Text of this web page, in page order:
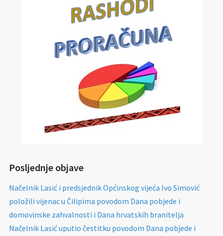
Posljednje objave
Načelnik Lasić i predsjednik Općinskog vijeća Ivo Simović
položili vijenac u Čilipima povodom Dana pobjede i
domovinske zahvalnosti i Dana hrvatskih branitelja
Načelnik Lasić uputio čestitku povodom Dana pobjede i